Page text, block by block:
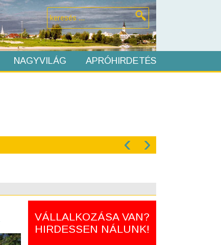
NAGYVILÁG APRÓHIRDETÉS
‹ ›
VÁLLALKOZÁSA VAN?
HIRDESSEN NÁLUNK!